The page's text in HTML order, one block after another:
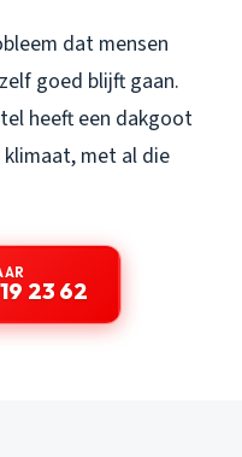
dat mensen
goed blijft gaan.
heeft een dakgoot
met al die
23 62